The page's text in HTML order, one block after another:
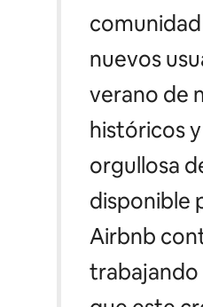
nuevos
verano de
históricos
orgullosa
disponible
Airbnb
trabajando